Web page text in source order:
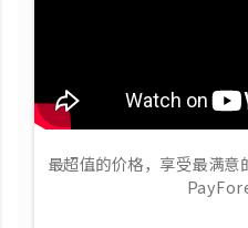
最超值的价格，享受最满